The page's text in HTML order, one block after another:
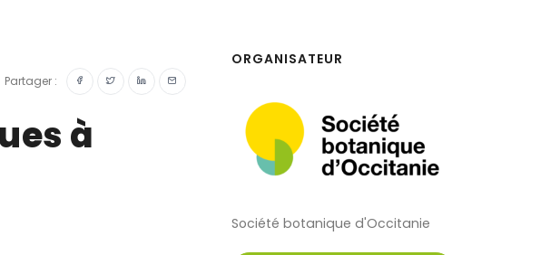
Partager :
à
ORGANISATEUR
Société botanique d'Occitanie